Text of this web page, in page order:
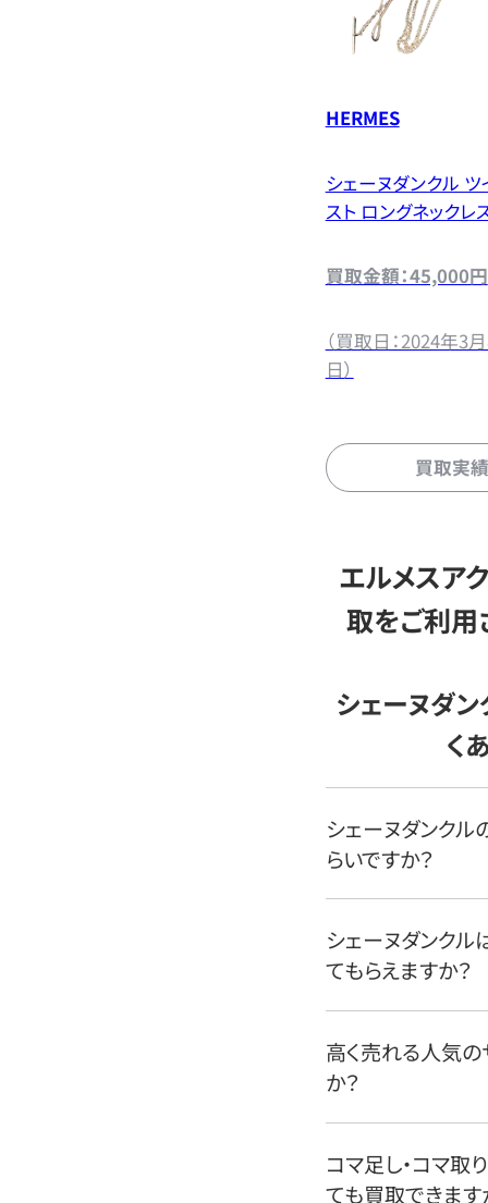
HERMES
シェーヌダンクル ツ
スト ロングネックレ
買取金額：45,000円
（買取日：2024年3
日）
買取実
エルメスア
取をご利
シェーヌダ
く
シェーヌダンク
らいですか？
シェーヌダンク
てもらえますか？
高く売れる人気
か？
コマ足し・コマ取
ても買取できます